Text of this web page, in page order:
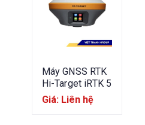
Máy GNSS RTK
Hi-Target iRTK 5
Giá: Liên hệ